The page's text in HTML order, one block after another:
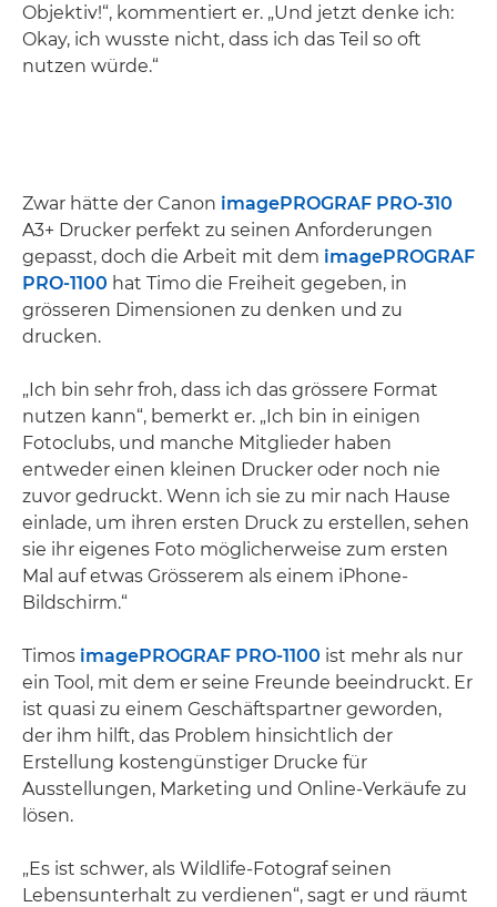
Objektiv!“, kommentiert er. „Und jetzt denke ich:
Okay, ich wusste nicht, dass ich das Teil so oft
nutzen würde.“
Zwar hätte der Canon imagePROGRAF PRO-310
A3+ Drucker perfekt zu seinen Anforderungen
gepasst, doch die Arbeit mit dem imagePROGRAF
PRO-1100 hat Timo die Freiheit gegeben, in
grösseren Dimensionen zu denken und zu
drucken.
„Ich bin sehr froh, dass ich das grössere Format
nutzen kann“, bemerkt er. „Ich bin in einigen
Fotoclubs, und manche Mitglieder haben
entweder einen kleinen Drucker oder noch nie
zuvor gedruckt. Wenn ich sie zu mir nach Hause
einlade, um ihren ersten Druck zu erstellen, sehen
sie ihr eigenes Foto möglicherweise zum ersten
Mal auf etwas Grösserem als einem iPhone-
Bildschirm.“
Timos imagePROGRAF PRO-1100 ist mehr als nur
ein Tool, mit dem er seine Freunde beeindruckt. Er
ist quasi zu einem Geschäftspartner geworden,
der ihm hilft, das Problem hinsichtlich der
Erstellung kostengünstiger Drucke für
Ausstellungen, Marketing und Online-Verkäufe zu
lösen.
„Es ist schwer, als Wildlife-Fotograf seinen
Lebensunterhalt zu verdienen“, sagt er und räumt